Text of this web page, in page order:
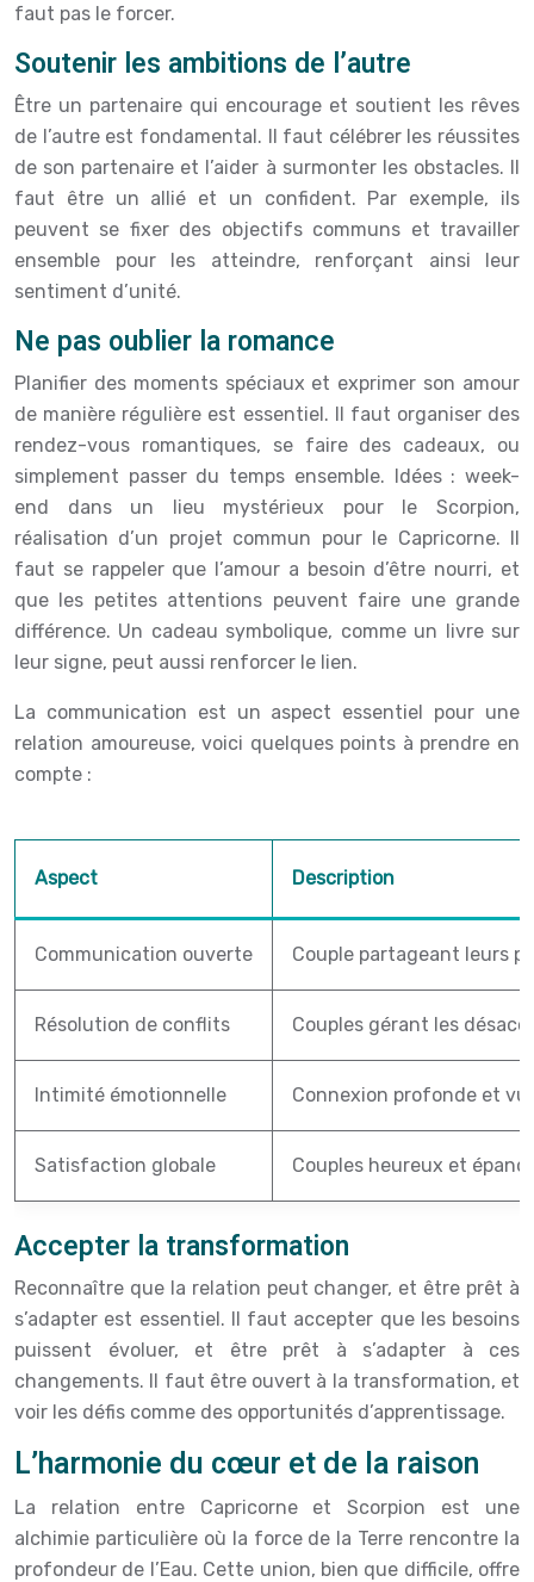
faut pas le forcer.
Soutenir les ambitions de l’autre
Être un partenaire qui encourage et soutient les rêves
de l’autre est fondamental. Il faut célébrer les réussites
de son partenaire et l’aider à surmonter les obstacles. Il
faut être un allié et un confident. Par exemple, ils
peuvent se fixer des objectifs communs et travailler
ensemble pour les atteindre, renforçant ainsi leur
sentiment d’unité.
Ne pas oublier la romance
Planifier des moments spéciaux et exprimer son amour
de manière régulière est essentiel. Il faut organiser des
rendez-vous romantiques, se faire des cadeaux, ou
simplement passer du temps ensemble. Idées : week-
end dans un lieu mystérieux pour le Scorpion,
réalisation d’un projet commun pour le Capricorne. Il
faut se rappeler que l’amour a besoin d’être nourri, et
que les petites attentions peuvent faire une grande
différence. Un cadeau symbolique, comme un livre sur
leur signe, peut aussi renforcer le lien.
La communication est un aspect essentiel pour une
relation amoureuse, voici quelques points à prendre en
compte :
Aspect Description
Communication ouverte Couple partageant leurs
Résolution de conflits Couples gérant les
Intimité émotionnelle Connexion profonde et
Satisfaction globale Couples heureux et
Accepter la transformation
Reconnaître que la relation peut changer, et être prêt à
s’adapter est essentiel. Il faut accepter que les besoins
puissent évoluer, et être prêt à s’adapter à ces
changements. Il faut être ouvert à la transformation, et
voir les défis comme des opportunités d’apprentissage.
L’harmonie du cœur et de la raison
La relation entre Capricorne et Scorpion est une
alchimie particulière où la force de la Terre rencontre la
profondeur de l’Eau. Cette union, bien que difficile, offre